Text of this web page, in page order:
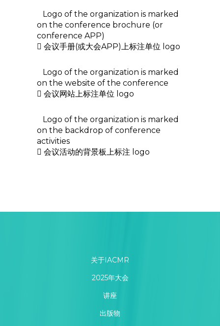
Logo of the organization is marked
on the conference brochure (or
conference APP)
 会议手册(或大会APP)上标注单位 logo
Logo of the organization is marked
on the website of the conference
 会议网站上标注单位 logo
Logo of the organization is marked
on the backdrop of conference
activities
 会议活动的背景板上标注 logo
关于IACMR
2025年大会
讲座
出版物